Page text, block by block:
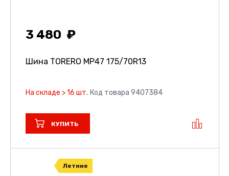
3 480
Шина TORERO MP47 175/70R13
На складе > 16 шт. Код товара 9407384
КУПИТЬ
Летние